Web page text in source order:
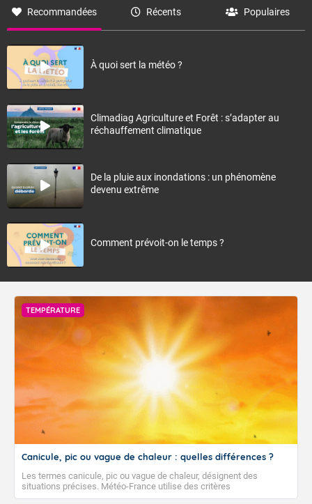
Recommandées Récents Populaires
À quoi sert la météo ?
Climadiag Agriculture et Forêt : s’adapter au
réchauffement climatique
De la pluie aux inondations : un phénomène
devenu extrême
Comment prévoit-on le temps ?
TEMPÉRATURE
Canicule, pic ou vague de chaleur : quelles différences ?
Les termes canicule, pic ou vague de chaleur, désignent des
situations précises. Météo-France utilise des critères
climatologiques pour évaluer et qualifier les épisodes de chaleur qui